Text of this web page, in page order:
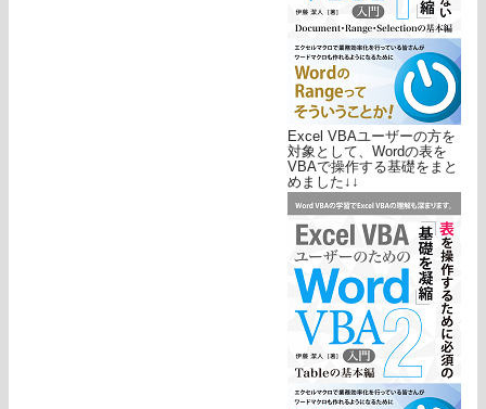
Excel VBAユーザーの方を
対象として、Wordの表を
VBAで操作する基礎をまと
めました↓↓